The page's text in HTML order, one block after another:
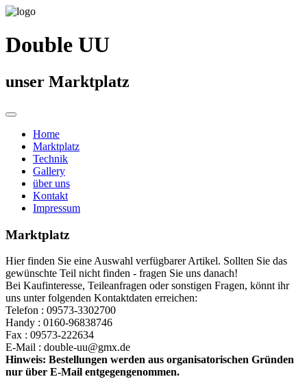
Double UU
unser Marktplatz
Home
Marktplatz
Technik
Gallery
über uns
Kontakt
Impressum
Marktplatz
Hier finden Sie eine Auswahl verfügbarer Artikel. Sollten Sie das
gewünschte Teil nicht finden - fragen Sie uns danach!
Bei Kaufinteresse, Teileanfragen oder sonstigen Fragen, könnt ihr
uns unter folgenden Kontaktdaten erreichen:
Telefon : 09573-3302700
Handy : 0160-96838746
Fax : 09573-222634
E-Mail : double-uu@gmx.de
Hinweis: Bestellungen werden aus organisatorischen Gründen
nur über E-Mail entgegengenommen.